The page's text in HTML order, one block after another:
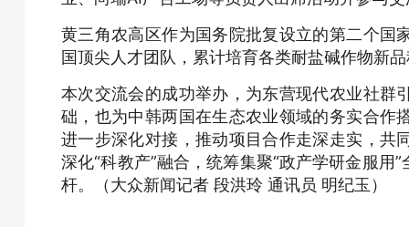
黄三角农高区作为国务院批复设立的第二个国
国顶尖人才团队，累计培育各类耐盐碱作物新
本次交流会的成功举办，为东营现代农业社群
础，也为中韩两国在生态农业领域的务实合作
进一步深化对接，推动项目合作走深走实，共
深化“科教产”融合，统筹集聚“政产学研金服
杆。（大众新闻记者 段洪玲 通讯员 明纪玉）